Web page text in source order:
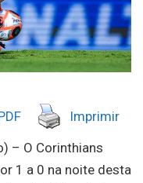
Imprimir
– O Corinthians
1 a 0 na noite desta